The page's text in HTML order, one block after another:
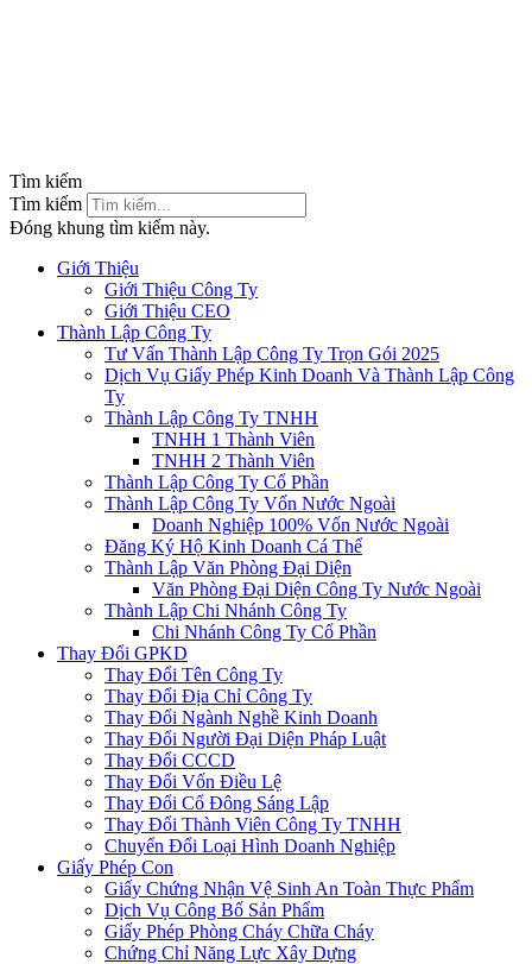
Tìm kiếm
Tìm kiếm
Đóng khung tìm kiếm này.
Giới Thiệu
Giới Thiệu Công Ty
Giới Thiệu CEO
Thành Lập Công Ty
Tư Vấn Thành Lập Công Ty Trọn Gói 2025
Dịch Vụ Giấy Phép Kinh Doanh Và Thành Lập Công
Ty
Thành Lập Công Ty TNHH
TNHH 1 Thành Viên
TNHH 2 Thành Viên
Thành Lập Công Ty Cổ Phần
Thành Lập Công Ty Vốn Nước Ngoài
Doanh Nghiệp 100% Vốn Nước Ngoài
Đăng Ký Hộ Kinh Doanh Cá Thể
Thành Lập Văn Phòng Đại Diện
Văn Phòng Đại Diện Công Ty Nước Ngoài
Thành Lập Chi Nhánh Công Ty
Chi Nhánh Công Ty Cổ Phần
Thay Đổi GPKD
Thay Đổi Tên Công Ty
Thay Đổi Địa Chỉ Công Ty
Thay Đổi Ngành Nghề Kinh Doanh
Thay Đổi Người Đại Diện Pháp Luật
Thay Đổi CCCD
Thay Đổi Vốn Điều Lệ
Thay Đổi Cổ Đông Sáng Lập
Thay Đổi Thành Viên Công Ty TNHH
Chuyển Đổi Loại Hình Doanh Nghiệp
Giấy Phép Con
Giấy Chứng Nhận Vệ Sinh An Toàn Thực Phẩm
Dịch Vụ Công Bố Sản Phẩm
Giấy Phép Phòng Cháy Chữa Cháy
Chứng Chỉ Năng Lực Xây Dựng